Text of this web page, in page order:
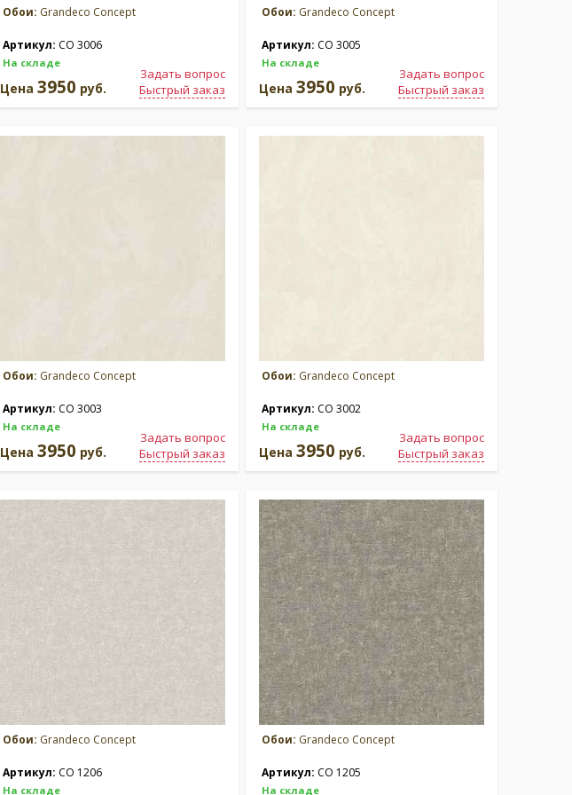
Обои: Grandeco Concept
Артикул: CO 3006
На складе
Задать вопрос
Быстрый заказ
Цена 3950 руб.
Обои: Grandeco Concept
Артикул: CO 3005
На складе
Задать вопрос
Быстрый заказ
Цена 3950 руб.
Обои: Grandeco Concept
Артикул: CO 3003
На складе
Задать вопрос
Быстрый заказ
Цена 3950 руб.
Обои: Grandeco Concept
Артикул: CO 3002
На складе
Задать вопрос
Быстрый заказ
Цена 3950 руб.
Обои: Grandeco Concept
Артикул: CO 1206
На складе
Обои: Grandeco Concept
Артикул: CO 1205
На складе